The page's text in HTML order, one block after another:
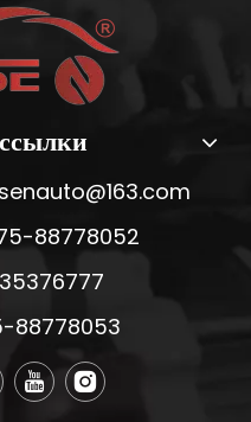
88778052
88778053